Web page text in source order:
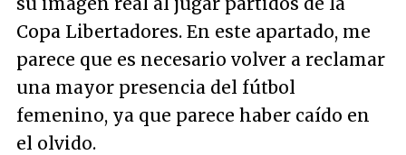
Copa Libertadores. En este apartado, me
parece que es necesario volver a reclamar
una mayor presencia del fútbol
femenino, ya que parece haber caído en
el olvido.